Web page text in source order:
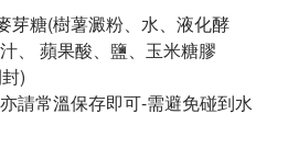
芽糖(樹薯澱粉、水、液化酵
汁、 蘋果酸、 鹽、 玉米糖膠
)
請常溫保存即可-需避免碰到水